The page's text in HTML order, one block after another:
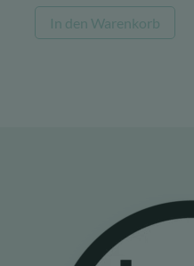
Preis
war:
Preis
ist:
In den Warenkorb